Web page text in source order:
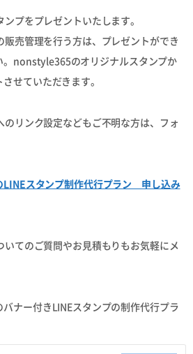
プをプレゼントいたします。
売管理を行う方は、プレゼントができ
。nonstyle365のオリジナルスタンプか
せていただきます。
のリンク設定などもご不明な方は、フォ
LINEスタンプ制作代行プラン 申し込み
いてのご質問やお見積もりもお気軽にメ
ナー付きLINEスタンプの制作代行プラ